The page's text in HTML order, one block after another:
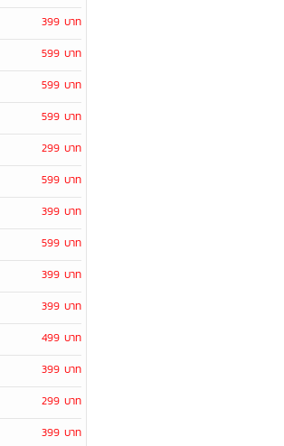
399 บาท
599 บาท
599 บาท
599 บาท
299 บาท
599 บาท
399 บาท
599 บาท
399 บาท
399 บาท
499 บาท
399 บาท
299 บาท
399 บาท